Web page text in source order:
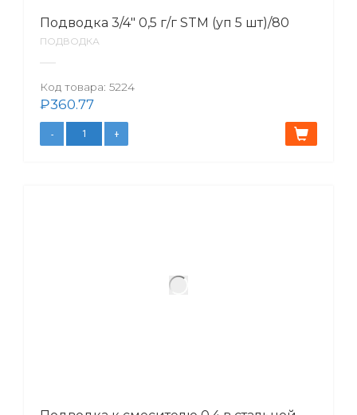
Подводка 3/4″ 0,5 г/г STM (уп 5 шт)/80
ПОДВОДКА
Код товара: 5224
₽360.77